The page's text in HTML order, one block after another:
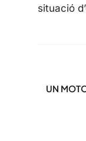
situació
UN